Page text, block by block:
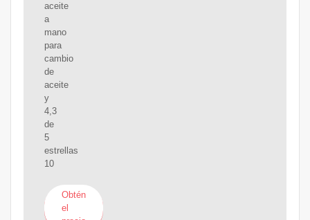
aceite
a
mano
para
cambio
de
aceite
y
4,3
de
5
estrellas
10
Obtén
el